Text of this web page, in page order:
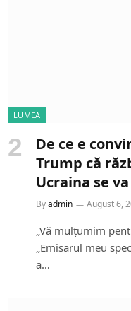
LUMEA
De ce e
Trump că
Ucraina se
Byadmin August 6,
„Vă mulțumim
„Emisarul meu
a…